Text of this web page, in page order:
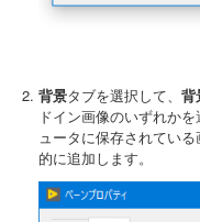
背景タブを選択して、 背
ドイン画像のいずれかを
ュータに保存されている
的に追加します。